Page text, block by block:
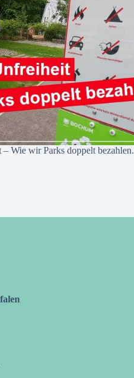
Wie wir Parks doppelt bezahlen.